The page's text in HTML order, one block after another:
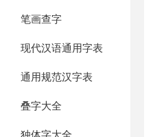
笔画查字
现代汉语通用字表
通用规范汉字表
叠字大全
独体字大全